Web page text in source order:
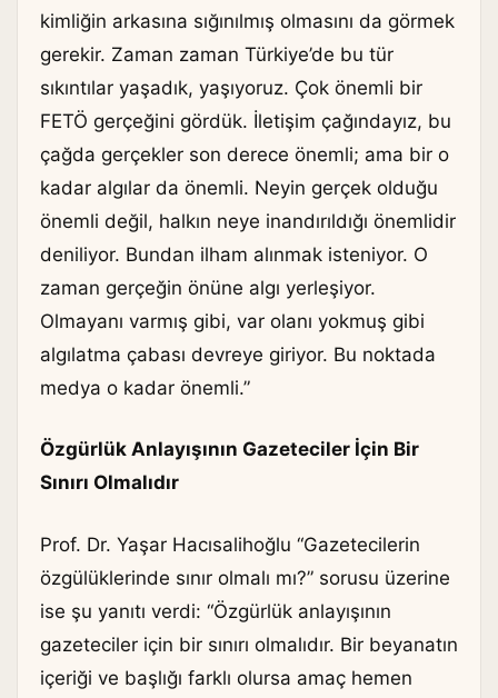
kimliğin arkasına sığınılmış olmasını da görmek
gerekir. Zaman zaman Türkiye’de bu tür
sıkıntılar yaşadık, yaşıyoruz. Çok önemli bir
FETÖ gerçeğini gördük. İletişim çağındayız, bu
çağda gerçekler son derece önemli; ama bir o
kadar algılar da önemli. Neyin gerçek olduğu
önemli değil, halkın neye inandırıldığı önemlidir
deniliyor. Bundan ilham alınmak isteniyor. O
zaman gerçeğin önüne algı yerleşiyor.
Olmayanı varmış gibi, var olanı yokmuş gibi
algılatma çabası devreye giriyor. Bu noktada
medya o kadar önemli.”
Özgürlük Anlayışının Gazeteciler İçin Bir
Sınırı Olmalıdır
Prof. Dr. Yaşar Hacısalihoğlu “Gazetecilerin
özgülüklerinde sınır olmalı mı?” sorusu üzerine
ise şu yanıtı verdi: “Özgürlük anlayışının
gazeteciler için bir sınırı olmalıdır. Bir beyanatın
içeriği ve başlığı farklı olursa amaç hemen